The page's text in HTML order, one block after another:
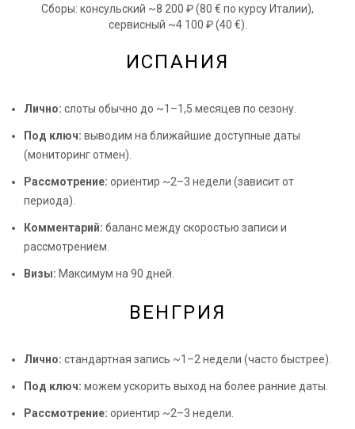
Сборы: консульский ~8 200 ₽ (80 € по курсу Италии),
сервисный ~4 100 ₽ (40 €).
ИСПАНИЯ
Лично: слоты обычно до ~1–1,5 месяцев по сезону.
Под ключ: выводим на ближайшие доступные даты
(мониторинг отмен).
Рассмотрение: ориентир ~2–3 недели (зависит от
периода).
Комментарий: баланс между скоростью записи и
рассмотрением.
Визы: Максимум на 90 дней.
ВЕНГРИЯ
Лично: стандартная запись ~1–2 недели (часто быстрее).
Под ключ: можем ускорить выход на более ранние даты.
Рассмотрение: ориентир ~2–3 недели.